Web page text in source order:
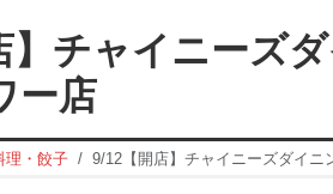
】チャイニーズ
ー店
理・餃子 9/12【開店】チャイニーズダイニ